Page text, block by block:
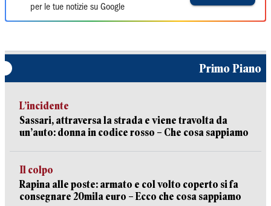
per le tue notizie su Google
Primo Piano
L’incidente
Sassari, attraversa la strada e viene travolta da
un’auto: donna in codice rosso – Che cosa sappiamo
Il colpo
Rapina alle poste: armato e col volto coperto si fa
consegnare 20mila euro – Ecco che cosa sappiamo